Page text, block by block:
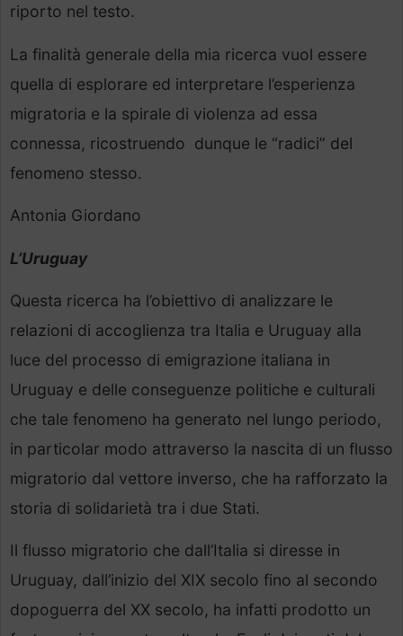
riporto nel testo.
La finalità generale della mia ricerca vuol essere
quella di esplorare ed interpretare l’esperienza
migratoria e la spirale di violenza ad essa
connessa, ricostruendo dunque le “radici” del
fenomeno stesso.
Antonia Giordano
L’Uruguay
Questa ricerca ha l’obiettivo di analizzare le
relazioni di accoglienza tra Italia e Uruguay alla
luce del processo di emigrazione italiana in
Uruguay e delle conseguenze politiche e culturali
che tale fenomeno ha generato nel lungo periodo,
in particolar modo attraverso la nascita di un flusso
migratorio dal vettore inverso, che ha rafforzato la
storia di solidarietà tra i due Stati.
Il flusso migratorio che dall’Italia si diresse in
Uruguay, dall’inizio del XIX secolo fino al secondo
dopoguerra del XX secolo, ha infatti prodotto un